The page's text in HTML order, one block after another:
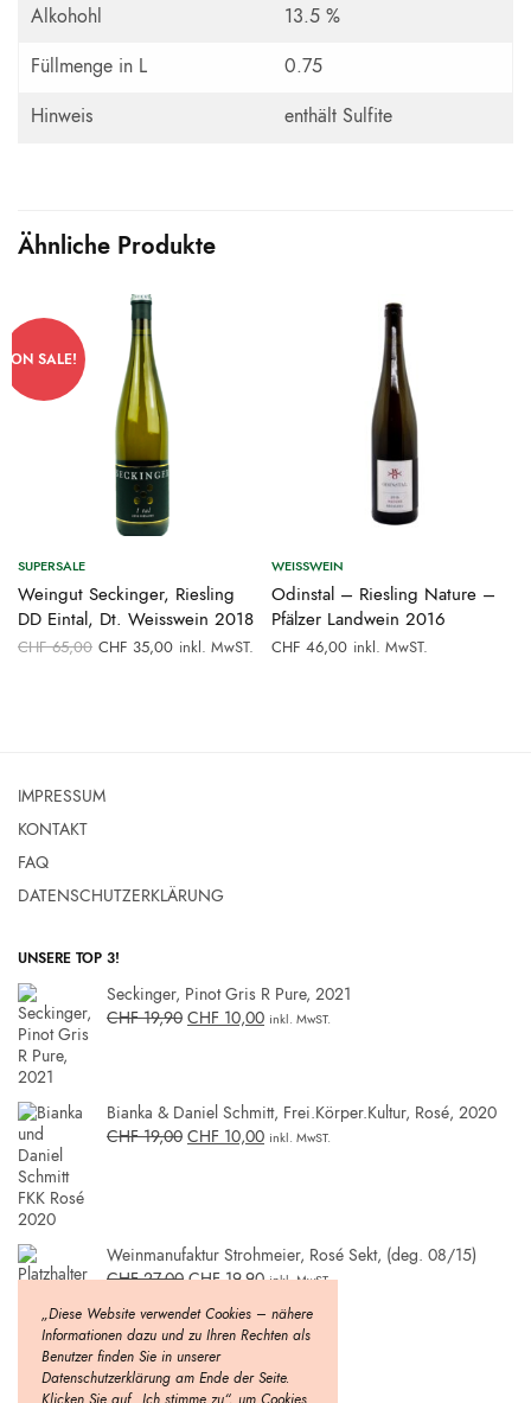
Alkohohl
13.5 %
Füllmenge in L
0.75
Hinweis
enthält Sulfite
Ähnliche Produkte
ON SALE!
SUPERSALE
Weingut Seckinger, Riesling
DD Eintal, Dt. Weisswein 2018
CHF65,00 Ursprünglicher
Preis war:
CHF 35,00Aktueller
inkl. MwST.
WEISSWEIN
Odinstal – Riesling Nature –
Pfälzer Landwein 2016
CHF 46,00 inkl. MwST.
IMPRESSUM
KONTAKT
FAQ
DATENSCHUTZERKLÄRUNG
UNSERE TOP 3!
Seckinger, Pinot Gris R Pure, 2021
CHF19,90 CHF 10,00 inkl. MwST.
Bianka & Daniel Schmitt, Frei.Körper.Kultur, Rosé, 2020
CHF19,00 CHF 10,00 inkl. MwST.
Weinmanufaktur Strohmeier, Rosé Sekt, (deg. 08/15)
CHF27,00 CHF19,90 inkl. MwST.
„Diese Website verwendet Cookies – nähere
Informationen dazu und zu Ihren Rechten als
Benutzer finden Sie in unserer
Datenschutzerklärung am Ende der Seite.